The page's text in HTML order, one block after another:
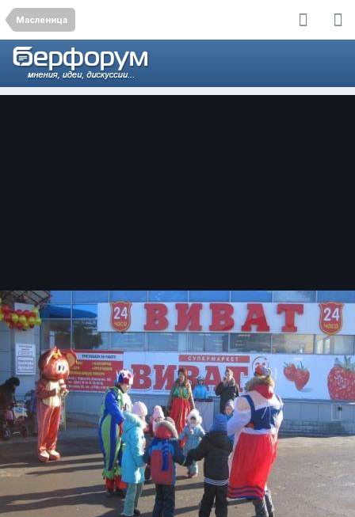
Масленица